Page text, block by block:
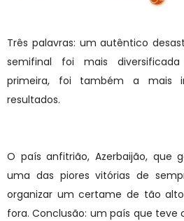
Três palavras: um autêntico
semifinal foi mais
primeira, foi também a mais
resultados.
O país anfitrião, Azerbaijão, que
uma das piores vitórias de
organizar um certame de tão
fora. Conclusão: um país que teve